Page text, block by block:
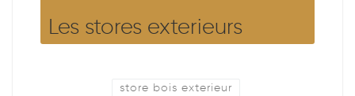
Les stores exterieurs
store bois exterieur